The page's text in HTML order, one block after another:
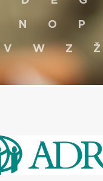
N O P
V W Z Ž